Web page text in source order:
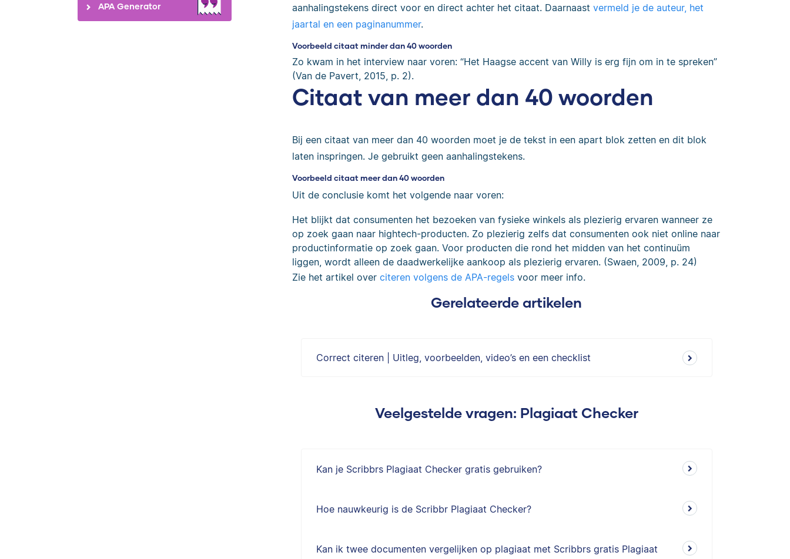
APA Generator
aanhalingstekens direct voor en direct achter het citaat. Daarnaast vermeld je de auteur, het
jaartal en een paginanummer.
Voorbeeld citaat minder dan 40 woorden
Zo kwam in het interview naar voren: “Het Haagse accent van Willy is erg fijn om in te spreken”
(Van de Pavert, 2015, p. 2).
Citaat van meer dan 40 woorden
Bij een citaat van meer dan 40 woorden moet je de tekst in een apart blok zetten en dit blok
laten inspringen. Je gebruikt geen aanhalingstekens.
Voorbeeld citaat meer dan 40 woorden
Uit de conclusie komt het volgende naar voren:
Het blijkt dat consumenten het bezoeken van fysieke winkels als plezierig ervaren wanneer ze
op zoek gaan naar hightech-producten. Zo plezierig zelfs dat consumenten ook niet online naar
productinformatie op zoek gaan. Voor producten die rond het midden van het continuüm
liggen, wordt alleen de daadwerkelijke aankoop als plezierig ervaren. (Swaen, 2009, p. 24)
Zie het artikel over citeren volgens de APA-regelsvoor meer info.
Gerelateerde artikelen
Correct citeren | Uitleg, voorbeelden, video’s en een checklist
Veelgestelde vragen: Plagiaat Checker
Kan je Scribbrs Plagiaat Checker gratis gebruiken?
Hoe nauwkeurig is de Scribbr Plagiaat Checker?
Kan ik twee documenten vergelijken op plagiaat met Scribbrs gratis Plagiaat